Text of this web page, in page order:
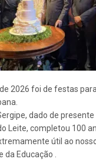
2026 foi de festas
dado de presente
Leite, completou 100
útil ao
Educação .